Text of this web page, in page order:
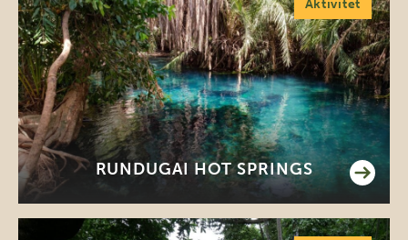
Aktivitet
RUNDUGAI HOT SPRINGS